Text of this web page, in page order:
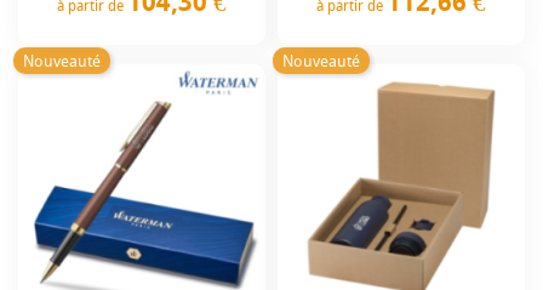
à partir de à partir de
Nouveauté Nouveauté